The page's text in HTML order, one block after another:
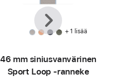
+ 1 lisää
46 mm siniusvan­värinen
Sport Loop ‑ranneke
Edellinen
Seuraava